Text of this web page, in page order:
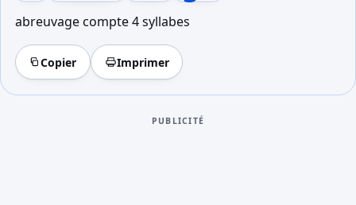
abreuvage compte 4 syllabes
Copier Imprimer
PUBLICITÉ